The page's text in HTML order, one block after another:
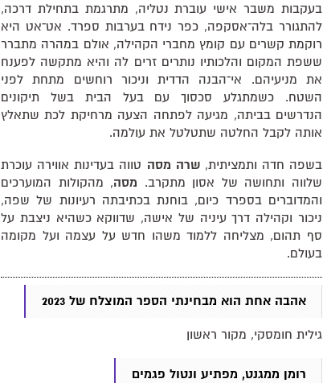
בעקבות משבר אישי עוברת נטליה, מתרגמת בתחילת דרכה,
להתגורר בלה־אסקפה, כפר נידח בערבות ספרד. אט־אט היא
רוקמת קשרים עם קומץ מחברי הקהילה, אולם במהרה מתברר
ששפת המקום והלכותיו נותרים זרים לה והיא מתקשה לפענח
את מניעיהם. אי־הבנה הדדית וניכור רוחשים מתחת לפני
השטח. כשמתגלע סכסוך עם בעל הבית בשל תיקונים
הנדרשים בביתה, מגיעה לפתחה הצעה מרחיקת לכת שתאלץ
אותה לקבל החלטה שתטלטל את עולמה.
בשפה חדה ותמציתית,שרה מסה טווה בעדינות אווירה עוכרת
שלווה ותחושה של אסון מתקרב. מסה, מהקולות המוערכים
והמדוברים בספרד כיום, בוחנת בכתיבתה רעיונות של שפה,
ניכור וקהילה דרך עיניה של אישה, שדווקא כשהיא ניצבת על
סף תהום, מצליחה ללמוד משהו חדש על עצמה ועל מקומה
בעולם.
אהבה אחת הוא מבחינתי הספר המוצלח של 2023
גילית חומסקי, מקור ראשון
רומן ממגנט, מפתיע ונטול פגמים